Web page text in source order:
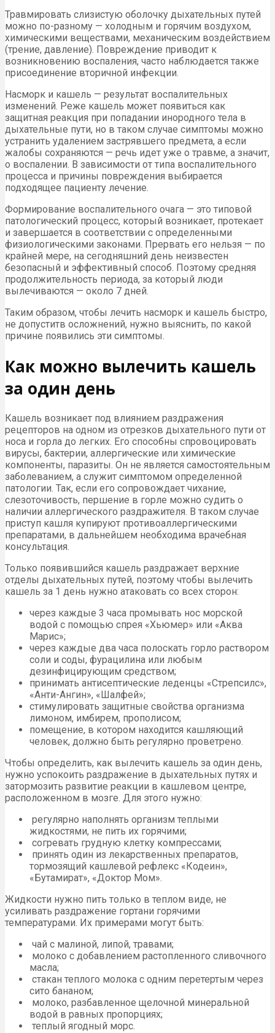
Травмировать слизистую оболочку дыхательных путей
можно по-разному — холодным и горячим воздухом,
химическими веществами, механическим воздействием
(трение, давление). Повреждение приводит к
возникновению воспаления, часто наблюдается также
присоединение вторичной инфекции.
Насморк и кашель — результат воспалительных
изменений. Реже кашель может появиться как
защитная реакция при попадании инородного тела в
дыхательные пути, но в таком случае симптомы можно
устранить удалением застрявшего предмета, а если
жалобы сохраняются — речь идет уже о травме, а значит,
о воспалении. В зависимости от типа воспалительного
процесса и причины повреждения выбирается
подходящее пациенту лечение.
Формирование воспалительного очага — это типовой
патологический процесс, который возникает, протекает
и завершается в соответствии с определенными
физиологическими законами. Прервать его нельзя — по
крайней мере, на сегодняшний день неизвестен
безопасный и эффективный способ. Поэтому средняя
продолжительность периода, за который люди
вылечиваются — около 7 дней.
Таким образом, чтобы лечить насморк и кашель быстро,
не допуститв осложнений, нужно выяснить, по какой
причине появились эти симптомы.
Как можно вылечить кашель
за один день
Кашель возникает под влиянием раздражения
рецепторов на одном из отрезков дыхательного пути от
носа и горла до легких. Его способны спровоцировать
вирусы, бактерии, аллергические или химические
компоненты, паразиты. Он не является самостоятельным
заболеванием, а служит симптомом определенной
патологии. Так, если его сопровождает чихание,
слезоточивость, першение в горле можно судить о
наличии аллергического раздражителя. В таком случае
приступ кашля купируют противоаллергическими
препаратами, в дальнейшем необходима врачебная
консультация.
Только появившийся кашель раздражает верхние
отделы дыхательных путей, поэтому чтобы вылечить
кашель за 1 день нужно атаковать со всех сторон:
через каждые 3 часа промывать нос морской
водой с помощью спрея «Хьюмер» или «Аква
Марис»;
через каждые два часа полоскать горло раствором
соли и соды, фурацилина или любым
дезинфицирующим средством;
принимать антисептические леденцы «Стрепсилс»,
«Анти-Ангин», «Шалфей»;
стимулировать защитные свойства организма
лимоном, имбирем, прополисом;
помещение, в котором находится кашляющий
человек, должно быть регулярно проветрено.
Чтобы определить, как вылечить кашель за один день,
нужно успокоить раздражение в дыхательных путях и
затормозить развитие реакции в кашлевом центре,
расположенном в мозге. Для этого нужно:
регулярно наполнять организм теплыми
жидкостями, не пить их горячими;
согревать грудную клетку компрессами;
принять один из лекарственных препаратов,
тормозящий кашлевой рефлекс «Кодеин»,
«Бутамират», «Доктор Мом».
Жидкости нужно пить только в теплом виде, не
усиливать раздражение гортани горячими
температурами. Их примерами могут быть:
чай с малиной, липой, травами;
молоко с добавлением растопленного сливочного
масла;
стакан теплого молока с одним перетертым через
сито бананом;
молоко, разбавленное щелочной минеральной
водой в равных пропорциях;
теплый ягодный морс.